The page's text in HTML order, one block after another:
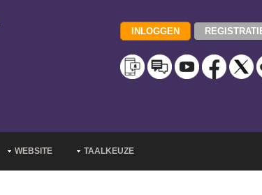
WEBSITE TAALKEUZE